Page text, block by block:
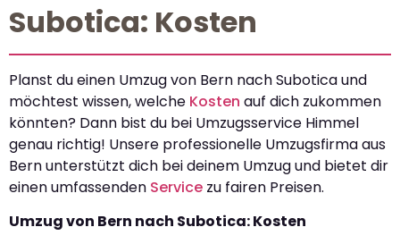
Subotica: Kosten
Planst du einen Umzug von Bern nach Subotica und
möchtest wissen, welche Kosten auf dich zukommen
könnten? Dann bist du bei Umzugsservice Himmel
genau richtig! Unsere professionelle Umzugsfirma aus
Bern unterstützt dich bei deinem Umzug und bietet dir
einen umfassenden Service zu fairen Preisen.
Umzug von Bern nach Subotica: Kosten